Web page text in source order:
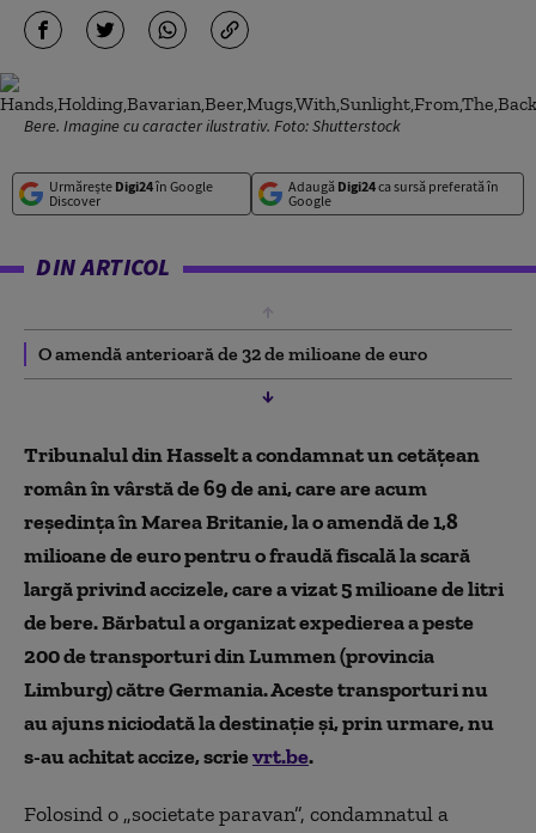
Bere. Imagine cu caracter ilustrativ. Foto: Shutterstock
Urmărește Digi24în Google
Discover
Adaugă Digi24ca sursă preferată în
Google
DIN ARTICOL
O amendă anterioară de 32 de milioane de euro
Tribunalul din Hasselt a condamnat un cetățean
român în vârstă de 69 de ani, care are acum
reședința în Marea Britanie, la o amendă de 1,8
milioane de euro pentru o fraudă fiscală la scară
largă privind accizele, care a vizat 5 milioane de litri
de bere. Bărbatul a organizat expedierea a peste
200 de transporturi din Lummen (provincia
Limburg) către Germania. Aceste transporturi nu
au ajuns niciodată la destinație și, prin urmare, nu
s-au achitat accize, scrievrt.be.
Folosind o „societate paravan”, condamnatul a